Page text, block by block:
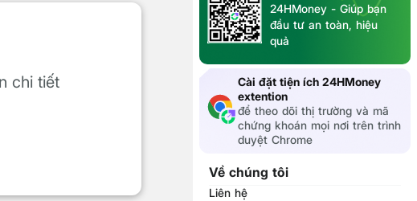
chi tiết
24HMoney - Giúp bạn
đầu tư an toàn, hiệu
quả
Cài đặt tiện ích 24HMoney
extention
để theo dõi thị trường và mã
chứng khoán mọi nơi trên trình
duyệt Chrome
Về chúng tôi
Liên hệ